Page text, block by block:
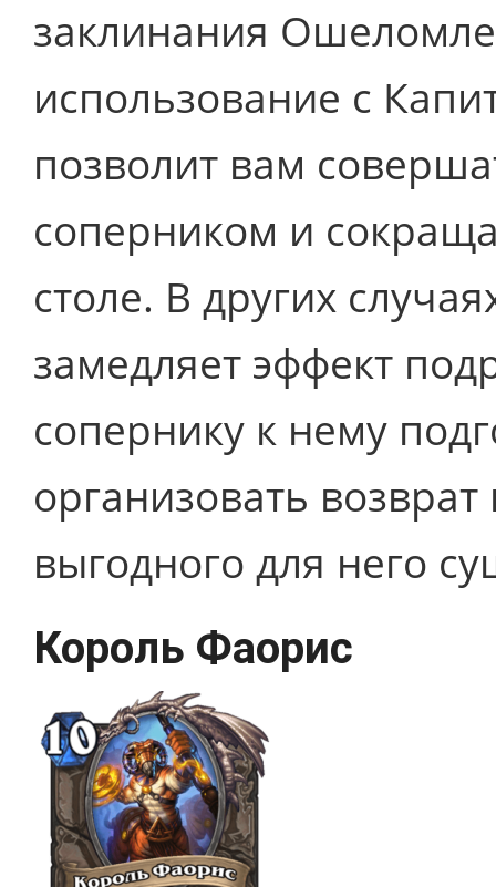
заклинания
использование с
позволит вам
соперником и
столе. В других
замедляет эффект
сопернику к нему
организовать
выгодного для него
Король Фаорис